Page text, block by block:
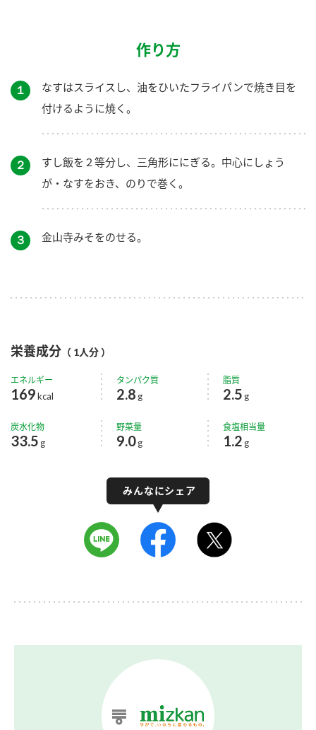
作り方
１
なすはスライスし、油をひいたフライパンで焼き目を
付けるように焼く。
２
すし飯を２等分し、三角形ににぎる。中心にしょう
が・なすをおき、のりで巻く。
３ 金山寺みそをのせる。
栄養成分 （ 1人分 ）
エネルギー
169kcal
タンパク質
2.8 g
脂質
2.5 g
炭水化物
33.5 g
野菜量
9.0g
食塩相当量
1.2 g